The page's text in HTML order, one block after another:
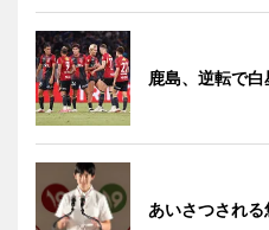
鹿島、逆転で
あいさつされる